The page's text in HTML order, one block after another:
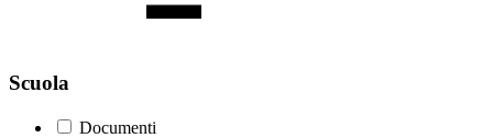
Scuola
Documenti